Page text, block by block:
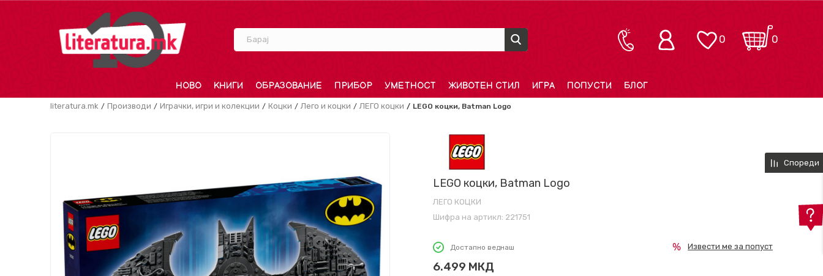
Барај 0
0
НОВО КНИГИ ОБРАЗОВАНИЕ ПРИБОР УМЕТНОСТ ЖИВОТЕН СТИЛ ИГРА ПОПУСТИ БЛОГ
literatura.mk Производи Играчки, игри и колекции Коцки Лего и коцки ЛЕГО коцки LEGO коцки, Batman Logo
LEGO коцки, Batman Logo
ЛЕГО КОЦКИ
Шифра на артикл: 221751
Достапно веднаш
6.499 МКД
Извести ме за попуст
Спореди